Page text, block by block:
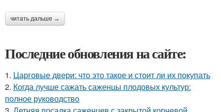
читать дальше →
Последние обновления на сайте:
1. Царговые двери: что это такое и стоит ли их покупать
2. Когда лучше сажать саженцы плодовых культур:
полное руководство